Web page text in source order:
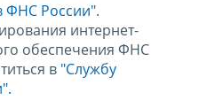
ФНС России".
интернет-
обеспечения ФНС
в "Службу